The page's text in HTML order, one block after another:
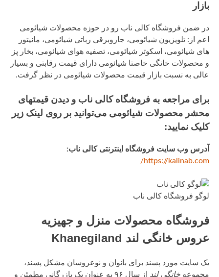
بازار
در ضمن فروشگاه کالی ناب رو در حوزه محصولات شیائومی
اعم از: تلویزیون شیائومی، جاروبرقی رباتی شیائومی، مانیتور
های شیائومی، اسکوتر شیائومی، تصفیه هوای شیائومی، بخار پز
و محصولات خانگی خاصتا شیائومی دارای قیمت رقابتی و بسیار
عالی به نسبت بازار قیمت محصولات شیائومی در نظر گرفت.
برای مراجعه به فروشگاه کالی ناب و دیدن قیمتهای
محشر محصولات شیائومی می‌توانید بر روی لینک زیر
کلیک نمایید:
آدرس وب سایت فروشگاه اینترنتی کالی ناب:
https://kalinab.com/
لوگو فروشگاه کالی ناب
فروشگاه محصولات منزل و جهیزیه
عروس خانگی لند Khanegiland
یک سایت مورد پسند برای بانوان و نوعروسان مشکل پسند،
مجموعه خانگی لند از سال ۹۶ به عنوان یک بازرگانی مطمئن و